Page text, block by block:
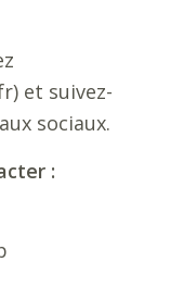
et suivez-
sociaux.
: